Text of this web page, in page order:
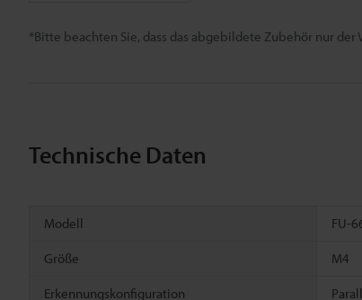
*Bitte beachten Sie, dass das abgebildete Zubehör nur
Technische Daten
Modell FU-
Größe M4
Erkennungskonfiguration